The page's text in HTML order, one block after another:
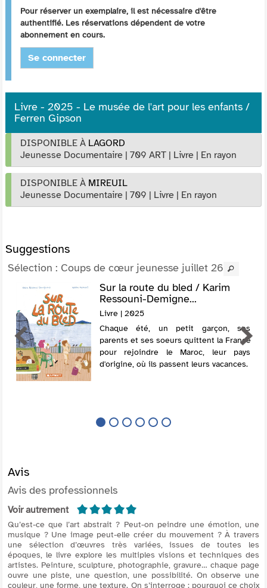
Pour réserver un exemplaire, il est nécessaire d'être
authentifié. Les réservations dépendent de votre
abonnement en cours.
Se connecter
Livre - 2025 - Le musée de l'art pour les enfants /
Ferren Gipson
DISPONIBLE À LAGORD
Jeunesse Documentaire | 709 ART | Livre | En rayon
DISPONIBLE À MIREUIL
Jeunesse Documentaire | 709 | Livre | En rayon
Suggestions
Sélection : Coups de cœur jeunesse juillet 26
Sur la route du bled / Karim
Ressouni-Demigne...
Livre | 2025
Chaque été, un petit garçon, ses
parents et ses soeurs quittent la France
pour rejoindre le Maroc, leur pays
d'origine, où ils passent leurs vacances.
Avis
Avis des professionnels
Voir autrement 5/5
Qu’est-ce que l’art abstrait ? Peut-on peindre une émotion, une
musique ? Une image peut-elle créer du mouvement ? À travers
une sélection d’œuvres très variées, issues de toutes les
époques, le livre explore les multiples visions et techniques des
artistes. Peinture, sculpture, photographie, gravure… chaque page
ouvre une piste, une question, une possibilité. On observe une
couleur, une forme, une texture. On s’interroge : pourquoi ce choix